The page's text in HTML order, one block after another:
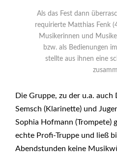
Als das Fest dann
requirierte Matthias Fenk
Musikerinnen und
bzw. als Bedienungen
stellte aus ihnen eine
Die Gruppe, zu der u.a.
Semsch (Klarinette) und
Sophia Hofmann (Trompete)
echte Profi-Truppe und ließ
Abendstunden keine